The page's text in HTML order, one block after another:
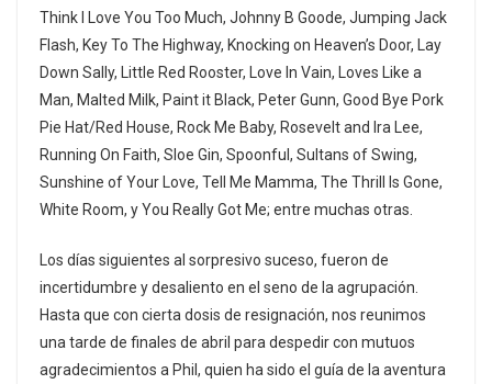
Think I Love You Too Much, Johnny B Goode, Jumping Jack
Flash, Key To The Highway, Knocking on Heaven’s Door, Lay
Down Sally, Little Red Rooster, Love In Vain, Loves Like a
Man, Malted Milk, Paint it Black, Peter Gunn, Good Bye Pork
Pie Hat/Red House, Rock Me Baby, Rosevelt and Ira Lee,
Running On Faith, Sloe Gin, Spoonful, Sultans of Swing,
Sunshine of Your Love, Tell Me Mamma, The Thrill Is Gone,
White Room, y You Really Got Me; entre muchas otras.
Los días siguientes al sorpresivo suceso, fueron de
incertidumbre y desaliento en el seno de la agrupación.
Hasta que con cierta dosis de resignación, nos reunimos
una tarde de finales de abril para despedir con mutuos
agradecimientos a Phil, quien ha sido el guía de la aventura